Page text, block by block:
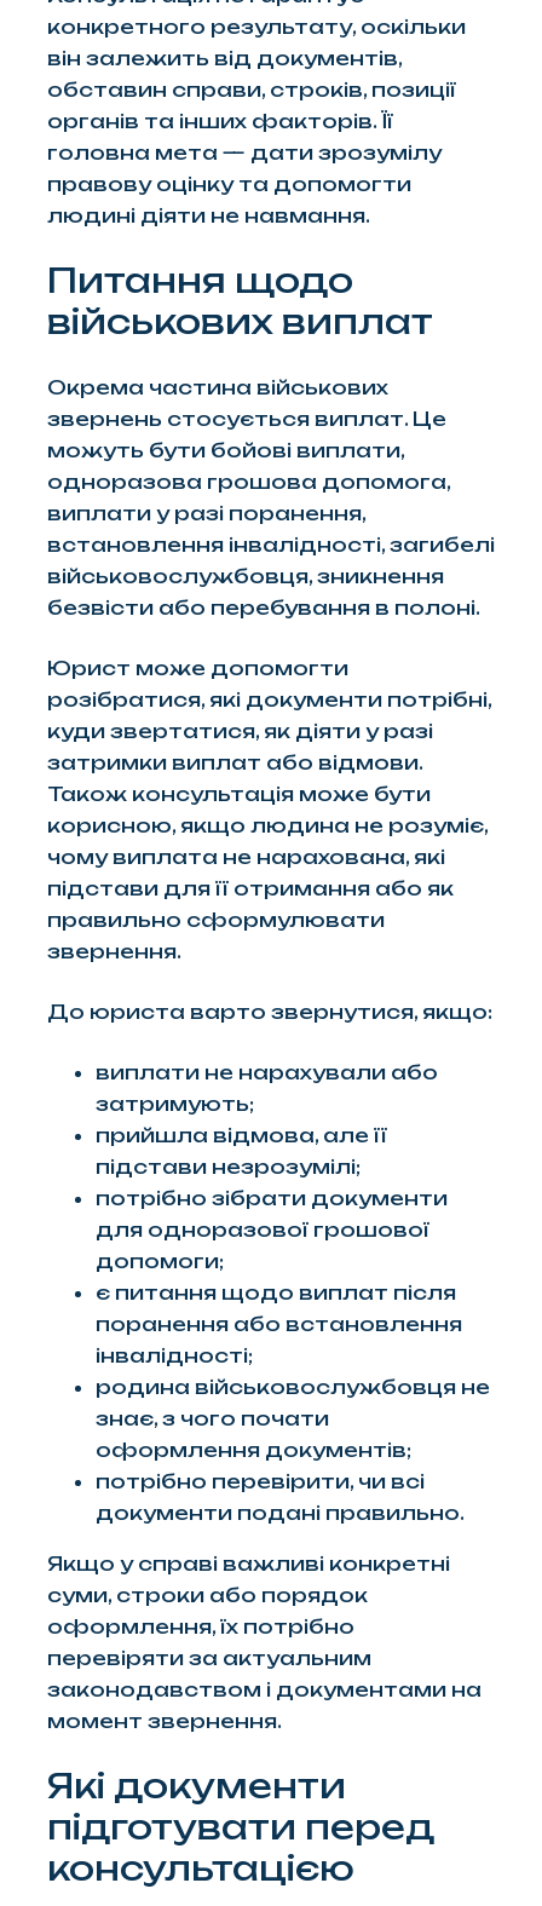
конкретного результату, оскільки
він залежить від документів,
обставин справи, строків, позиції
органів та інших факторів. Її
головна мета — дати зрозумілу
правову оцінку та допомогти
людині діяти не навмання.
Питання щодо
військових виплат
Окрема частина військових
звернень стосується виплат. Це
можуть бути бойові виплати,
одноразова грошова допомога,
виплати у разі поранення,
встановлення інвалідності, загибелі
військовослужбовця, зникнення
безвісти або перебування в полоні.
Юрист може допомогти
розібратися, які документи потрібні,
куди звертатися, як діяти у разі
затримки виплат або відмови.
Також консультація може бути
корисною, якщо людина не розуміє,
чому виплата не нарахована, які
підстави для її отримання або як
правильно сформулювати
звернення.
До юриста варто звернутися, якщо:
виплати не нарахували або
затримують;
прийшла відмова, але її
підстави незрозумілі;
потрібно зібрати документи
для одноразової грошової
допомоги;
є питання щодо виплат після
поранення або встановлення
інвалідності;
родина військовослужбовця не
знає, з чого почати
оформлення документів;
потрібно перевірити, чи всі
документи подані правильно.
Якщо у справі важливі конкретні
суми, строки або порядок
оформлення, їх потрібно
перевіряти за актуальним
законодавством і документами на
момент звернення.
Які документи
підготувати перед
консультацією